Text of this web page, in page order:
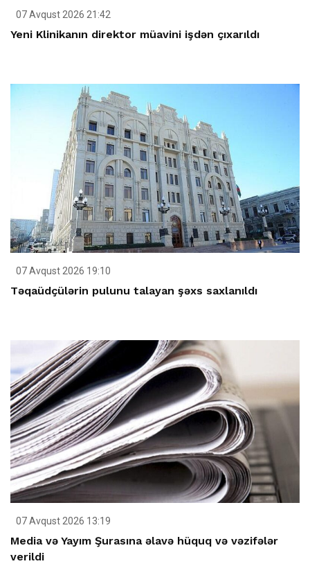
07 Avqust 2026 21:42
Yeni Klinikanın direktor müavini işdən çıxarıldı
07 Avqust 2026 19:10
Təqaüdçülərin pulunu talayan şəxs saxlanıldı
07 Avqust 2026 13:19
Media və Yayım Şurasına əlavə hüquq və vəzifələr
verildi